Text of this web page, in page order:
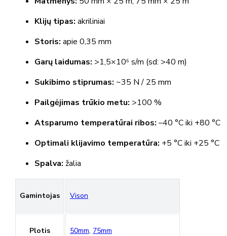
Klijų tipas: akriliniai
Storis: apie 0,35 mm
Garų laidumas: >1,5×10⁶ s/m (sd: >40 m)
Sukibimo stiprumas: ~35 N / 25 mm
Pailgėjimas trūkio metu: >100 %
Atsparumo temperatūrai ribos: –40 °C iki +80 °C
Optimali klijavimo temperatūra: +5 °C iki +25 °C
Spalva: žalia
Gamintojas Vison
Plotis 50mm, 75mm